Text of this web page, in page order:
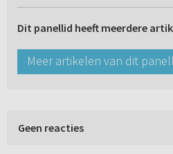
Dit panellid heeft meerdere
Meer artikelen van dit
Geen reacties